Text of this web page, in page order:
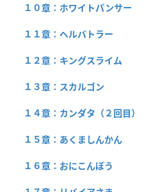
１０章：ホワイトパンサー
１１章：ヘルバトラー
１２章：キングスライム
１３章：スカルゴン
１４章：カンダタ（２回目）
１５章：あくましんかん
１６章：おにこんぼう